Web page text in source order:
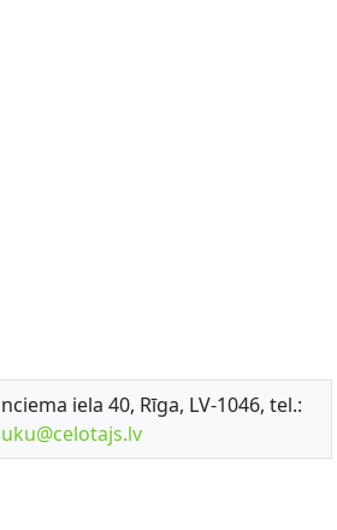
iela 40, Rīga, LV-1046, tel.: